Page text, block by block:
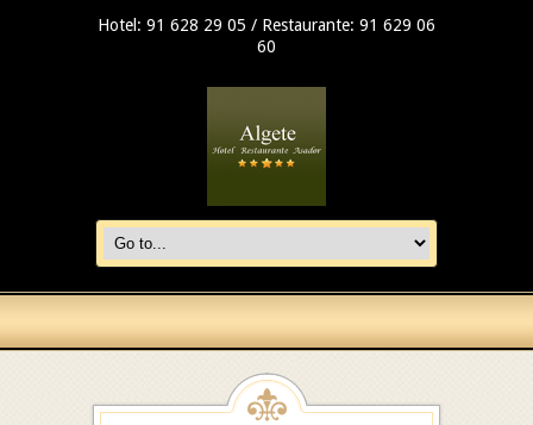
Hotel: 91 628 29 05 / Restaurante: 91 629 06
60